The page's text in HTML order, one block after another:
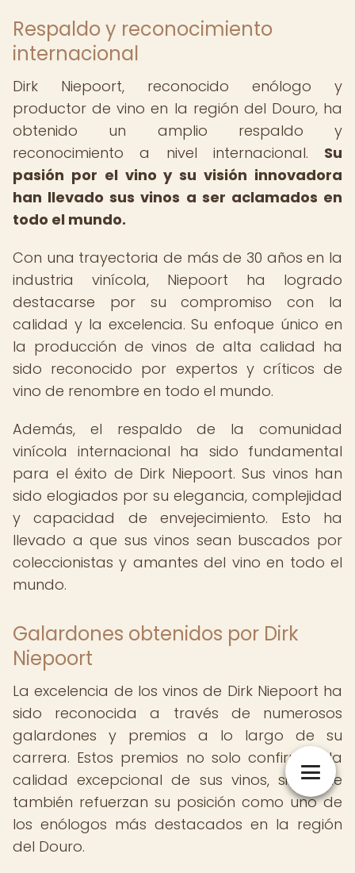
Respaldo y reconocimiento
internacional
Dirk Niepoort, reconocido enólogo y
productor de vino en la región del Douro, ha
obtenido un amplio respaldo y
reconocimiento a nivel internacional. Su
pasión por el vino y su visión innovadora
han llevado sus vinos a ser aclamados en
todo el mundo.
Con una trayectoria de más de 30 años en la
industria vinícola, Niepoort ha logrado
destacarse por su compromiso con la
calidad y la excelencia. Su enfoque único en
la producción de vinos de alta calidad ha
sido reconocido por expertos y críticos de
vino de renombre en todo el mundo.
Además, el respaldo de la comunidad
vinícola internacional ha sido fundamental
para el éxito de Dirk Niepoort. Sus vinos han
sido elogiados por su elegancia, complejidad
y capacidad de envejecimiento. Esto ha
llevado a que sus vinos sean buscados por
coleccionistas y amantes del vino en todo el
mundo.
Galardones obtenidos por Dirk
Niepoort
La excelencia de los vinos de Dirk Niepoort ha
sido reconocida a través de numerosos
galardones y premios a lo largo de su
carrera. Estos premios no solo confirman la
calidad excepcional de sus vinos, sino que
también refuerzan su posición como uno de
los enólogos más destacados en la región
del Douro.